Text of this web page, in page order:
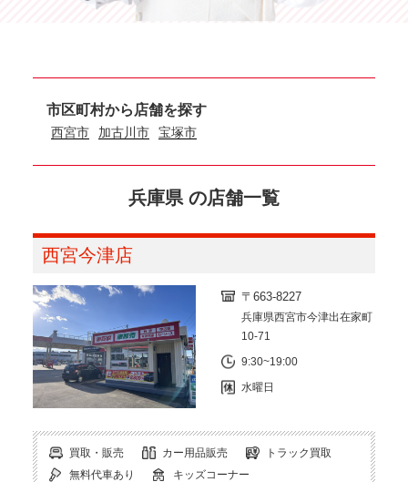
市区町村から店舗を探す
西宮市 加古川市 宝塚市
兵庫県 の店舗一覧
西宮今津店
〒663-8227
兵庫県西宮市今津出在家町
10-71
9:30~19:00
水曜日
買取・販売 カー用品販売
トラック買取
無料代車あり
キッズコーナー